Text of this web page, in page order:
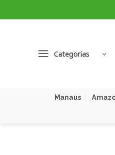
to
Categorias
Manaus